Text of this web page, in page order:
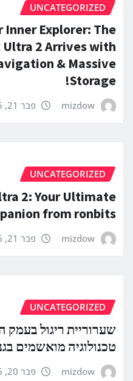
UNCATEGORIZED
Inner Explorer: The
2 Arrives with
& Massive
Storage!
mizdow פבר 21, 2026
UNCATEGORIZED
2: Your Ultimate
from ronbits
mizdow פבר 21, 2026
UNCATEGORIZED
שערוריית ריגול בעמק
טכנולוגיה מואשמים
mizdow פבר 20, 2026